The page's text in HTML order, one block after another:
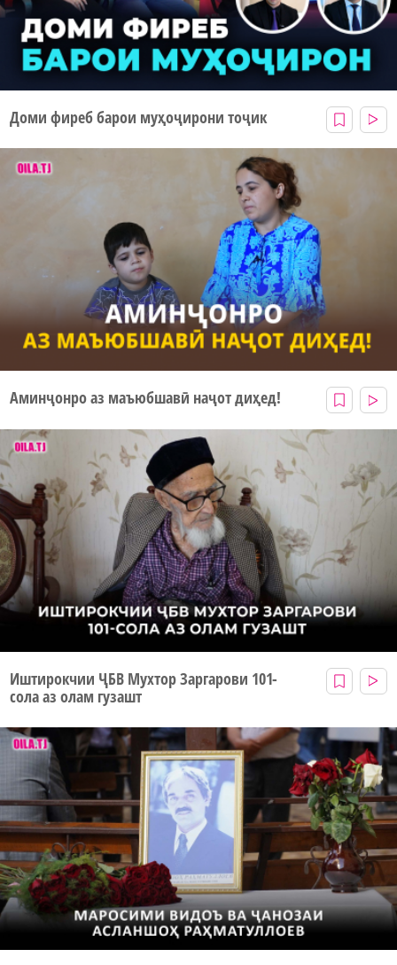
Доми фиреб барои муҳоҷирони тоҷик
Аминҷонро аз маъюбшавӣ наҷот диҳед!
Иштирокчии ҶБВ Мухтор Заргарови 101-
сола аз олам гузашт